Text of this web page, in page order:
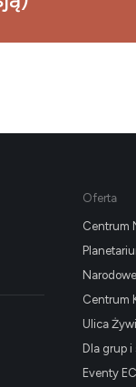
Oferta
Centrum
Centrum
Ulica
Dla grup i
Eventy